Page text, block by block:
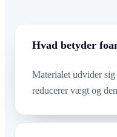
Hvad betyder
Materialet udvider
reducerer vægt og